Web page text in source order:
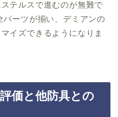
テルスで進むのが無難で
ーツが揃い、デミアンの
イズできるようになりま
価と他防具との